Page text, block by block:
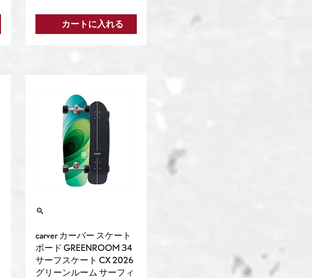
カートに入れる
carver カーバー スケート
ボード GREENROOM 34
サーフスケート CX 2026
グリーンルーム サーフィ